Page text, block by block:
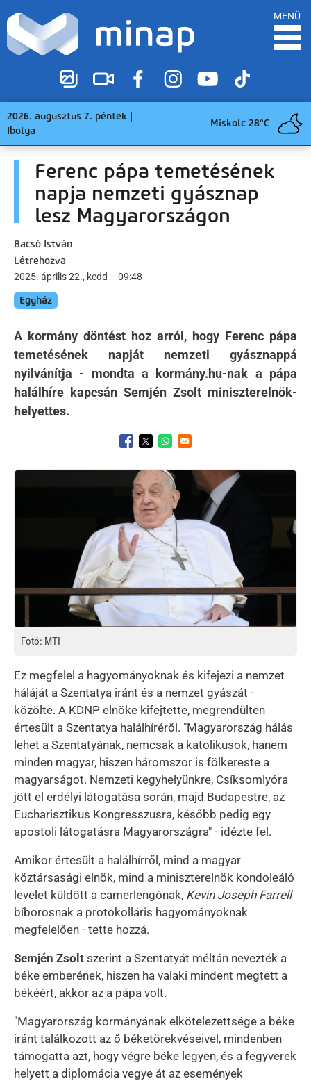
MENÜ
2026. augusztus 7. péntek |
Ibolya
Miskolc 28°C
Ferenc pápa temetésének
napja nemzeti gyásznap
lesz Magyarországon
Bacsó István
Létrehozva
2025. április 22., kedd – 09:48
Egyház
A kormány döntést hoz arról, hogy Ferenc pápa
temetésének napját nemzeti gyásznappá
nyilvánítja - mondta a kormány.hu-nak a pápa
halálhíre kapcsán Semjén Zsolt miniszterelnök-
helyettes.
Opens in a new window
Opens in a new window
Opens in a new window
Kép
Fotó: MTI
Ez megfelel a hagyományoknak és kifejezi a nemzet
háláját a Szentatya iránt és a nemzet gyászát -
közölte. A KDNP elnöke kifejtette, megrendülten
értesült a Szentatya halálhíréről. "Magyarország hálás
lehet a Szentatyának, nemcsak a katolikusok, hanem
minden magyar, hiszen háromszor is fölkereste a
magyarságot. Nemzeti kegyhelyünkre, Csíksomlyóra
jött el erdélyi látogatása során, majd Budapestre, az
Eucharisztikus Kongresszusra, később pedig egy
apostoli látogatásra Magyarországra" - idézte fel.
Amikor értesült a halálhírről, mind a magyar
köztársasági elnök, mind a miniszterelnök kondoleáló
levelet küldött a camerlengónak, Kevin Joseph Farrell
bíborosnak a protokolláris hagyományoknak
megfelelően - tette hozzá.
Semjén Zsolt szerint a Szentatyát méltán nevezték a
béke emberének, hiszen ha valaki mindent megtett a
békéért, akkor az a pápa volt.
"Magyarország kormányának elkötelezettsége a béke
iránt találkozott az ő béketörekvéseivel, mindenben
támogatta azt, hogy végre béke legyen, és a fegyverek
helyett a diplomácia vegye át az események